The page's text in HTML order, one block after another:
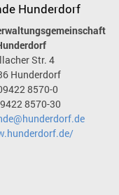
Hunderdorf
Str. 4
Hunderdorf
8570-0
8570-30